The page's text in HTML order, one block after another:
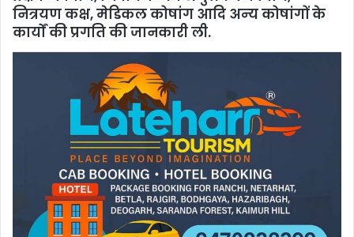
नित्रयण कक्ष, मेडिकल कोषांग आदि अन्‍य कोषांगों के
कार्यों की प्रगति की जानकारी ली.